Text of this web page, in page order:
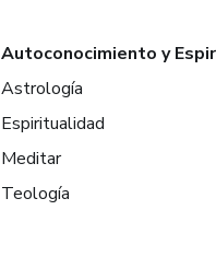
Autoconocimiento y
Astrología
Espiritualidad
Meditar
Teología